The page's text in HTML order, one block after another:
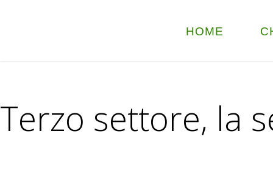
HOME
Terzo settore, la